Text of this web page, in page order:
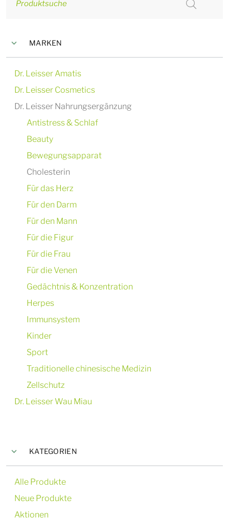
Produktsuche
MARKEN
Dr. Leisser Amatis
Dr. Leisser Cosmetics
Dr. Leisser Nahrungsergänzung
Antistress & Schlaf
Beauty
Bewegungsapparat
Cholesterin
Für das Herz
Für den Darm
Für den Mann
Für die Figur
Für die Frau
Für die Venen
Gedächtnis & Konzentration
Herpes
Immunsystem
Kinder
Sport
Traditionelle chinesische Medizin
Zellschutz
Dr. Leisser Wau Miau
KATEGORIEN
Alle Produkte
Neue Produkte
Aktionen